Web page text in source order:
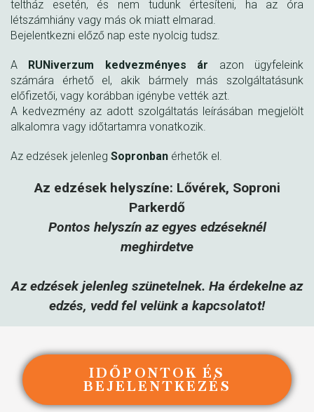
teltház esetén, és nem tudunk értesíteni, ha az óra
létszámhiány vagy más ok miatt elmarad.
Bejelentkezni előző nap este nyolcig tudsz.
A RUNiverzum kedvezményes ár azon ügyfeleink
számára érhető el, akik bármely más szolgáltatásunk
előfizetői, vagy korábban igénybe vették azt.
A kedvezmény az adott szolgáltatás leírásában megjelölt
alkalomra vagy időtartamra vonatkozik.
Az edzések jelenleg Sopronban érhetők el.
Az edzések helyszíne: Lővérek, Soproni
Parkerdő
Pontos helyszín az egyes edzéseknél
meghirdetve
Az edzések jelenleg szünetelnek. Ha érdekelne az
edzés, vedd fel velünk a kapcsolatot!
IDŐPONTOK ÉS
BEJELENTKEZÉS